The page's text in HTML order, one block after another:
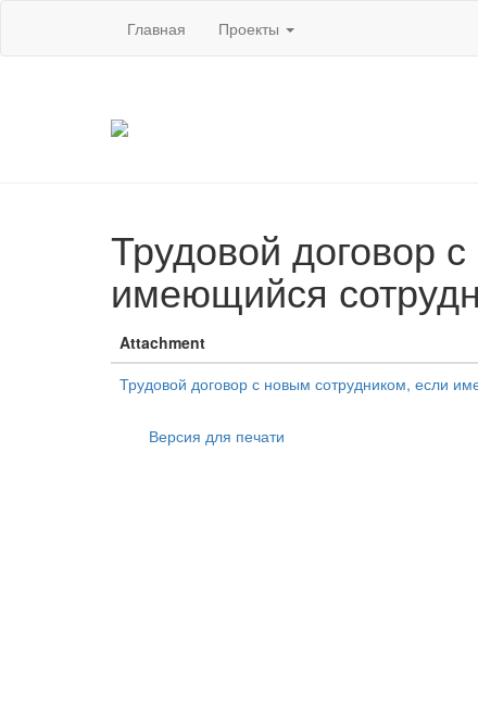
Главная Проекты
Трудовой договор
имеющийся
Attachment
Трудовой договор с новым сотрудником, если
Версия для печати